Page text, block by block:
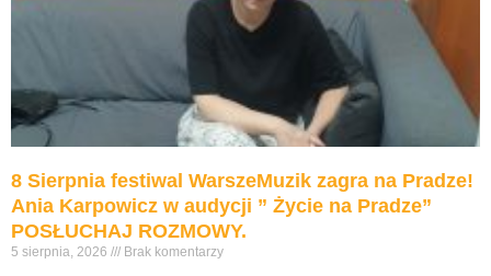
8 Sierpnia festiwal WarszeMuzik zagra na Pradze!
Ania Karpowicz w audycji ” Życie na Pradze”
POSŁUCHAJ ROZMOWY.
5 sierpnia, 2026 Brak komentarzy